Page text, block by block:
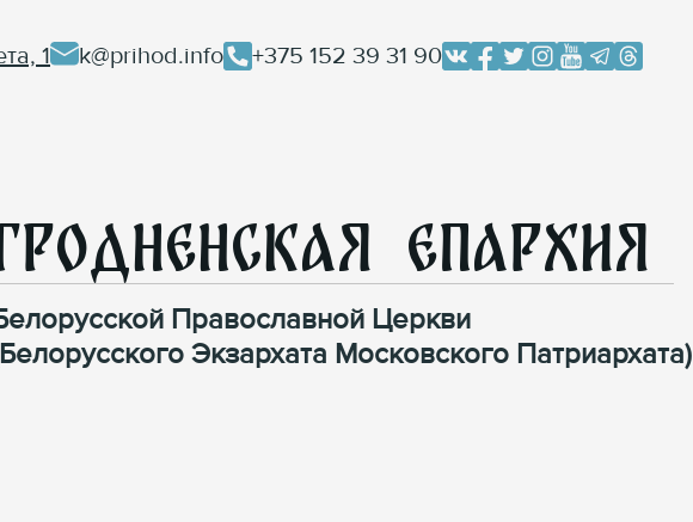
1 k@prihod.info +375 152 39 31 90
Епархия
Православной Церкви
Экзархата Московского Патриархата)